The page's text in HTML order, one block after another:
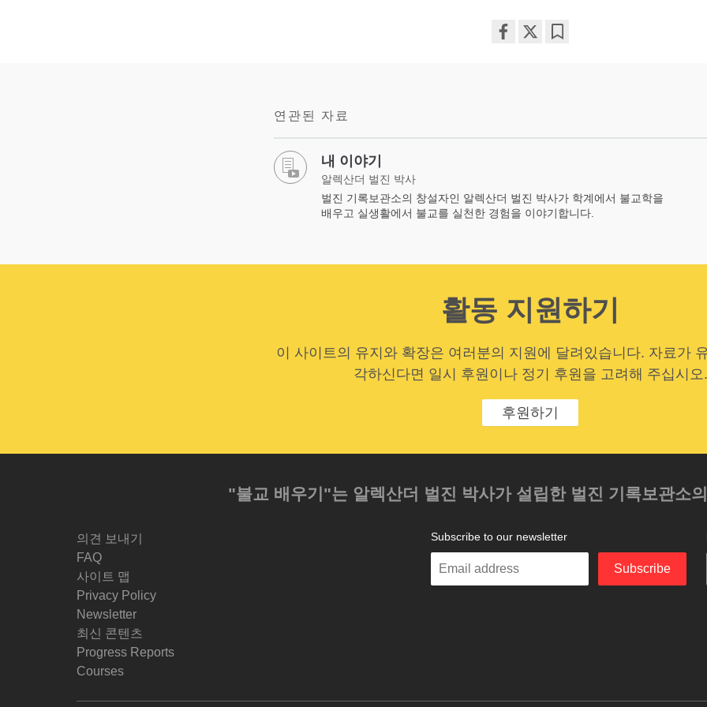
연관된 자료
내 이야기
알렉산더 벌진 박사
벌진 기록보관소의 창설자인 알렉산더 벌진 박사가 학계에서 불교학을
배우고 실생활에서 불교를 실천한 경험을 이야기합니다.
활동 지원하기
이 사이트의 유지와 확장은 여러분의 지원에 달려있습니다. 자료가
각하신다면 일시 후원이나 정기 후원을 고려해 주십시오.
후원하기
"불교 배우기"는 알렉산더 벌진 박사가 설립한 벌진 기록보관소
의견 보내기
FAQ
사이트 맵
Privacy Policy
Newsletter
최신 콘텐츠
Progress Reports
Courses
Subscribe to our newsletter
Enter
Subscribe